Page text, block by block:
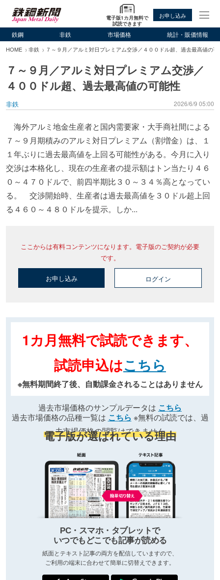
電子版1カ月無料で
試読できます
お申し込み
鉄鋼 非鉄 市場価格 統計・販価情報
HOME 非鉄 ７～９月／アルミ対日プレミアム交渉／４００ドル超、過去最高値の可
７～９月／アルミ対日プレミアム交渉／
４００ドル超、過去最高値の可能性
非鉄 2026/6/9 05:00
海外アルミ地金生産者と国内需要家・大手商社間による
７～９月期積みのアルミ対日プレミアム（割増金）は、１
１年ぶりに過去最高値を上回る可能性がある。今月に入り
交渉は本格化し、現在の生産者の提示額はトン当たり４６
０～４７０ドルで、前四半期比３０～３４％高となってい
る。 交渉開始時、生産者は過去最高値を３０ドル超上回
る４６０～４８０ドルを提示。しか...
ここからは有料コンテンツになります。電子版のご契約が必要
です。
お申し込み ログイン
1カ月無料で試読できます、
試読申込はこちら
※無料期間終了後、自動課金されることはありません
過去市場価格のサンプルデータは こちら
過去市場価格の品種一覧は こちら ※無料の試読では、過
去市場価格の閲覧はできません
電子版が選ばれている理由
PC・スマホ・タブレットで
いつでもどこでも記事が読める
紙面とテキスト記事の両方を配信していますので、
ご利用の端末に合わせて簡単に切替えできます。